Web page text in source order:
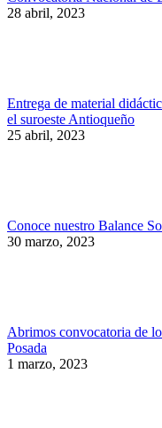
28 abril, 2023
Entrega de material
el suroeste Antioqueño
25 abril, 2023
Conoce nuestro Balance
30 marzo, 2023
Abrimos convocatoria de
Posada
1 marzo, 2023